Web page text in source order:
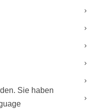
Sie haben